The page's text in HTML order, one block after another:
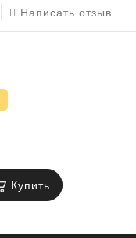
Написать отзыв
Купить